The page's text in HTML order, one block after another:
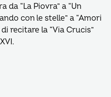
“La Piovra” a “Un
con le stelle” a “Amori
recitare la “Via Crucis”